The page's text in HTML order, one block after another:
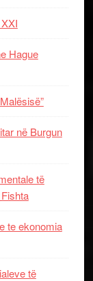
Hague
në Burgun
të
te ekonomia
të